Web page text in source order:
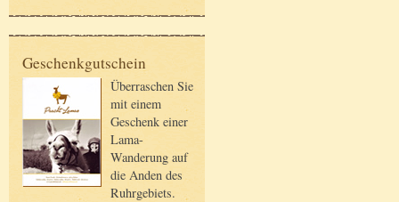
Geschenkgutschein
Überraschen Sie
mit einem
Geschenk einer
Lama-
Wanderung auf
die Anden des
Ruhrgebiets.